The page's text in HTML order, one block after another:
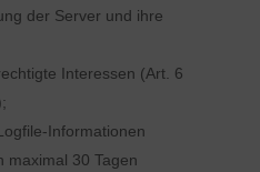
der Server und ihre
Interessen (Art. 6
Informationen
maximal 30 Tagen